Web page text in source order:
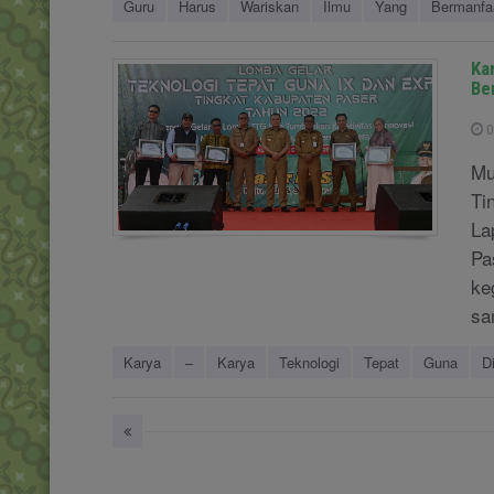
Guru Harus Wariskan Ilmu Yang
Karya – Karya Teknologi Tepat Guna